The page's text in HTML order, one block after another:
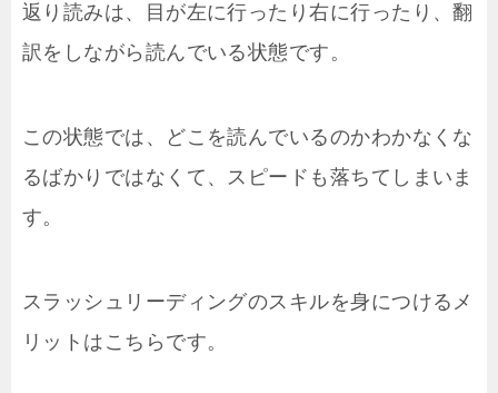
返り読みは、目が左に行ったり右に行ったり、翻
訳をしながら読んでいる状態です。
この状態では、どこを読んでいるのかわかなくな
るばかりではなくて、スピードも落ちてしまいま
す。
スラッシュリーディングのスキルを身につけるメ
リットはこちらです。